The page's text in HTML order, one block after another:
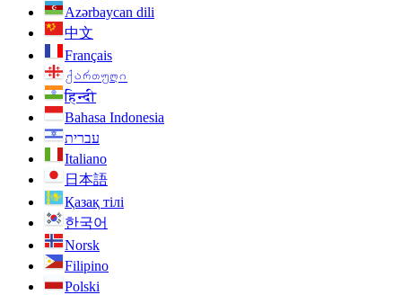
Azərbaycan dili
中文
Français
ქართული
हिन्दी
Bahasa Indonesia
עברית
Italiano
日本語
Қазақ тілі
한국어
Norsk
Filipino
Polski